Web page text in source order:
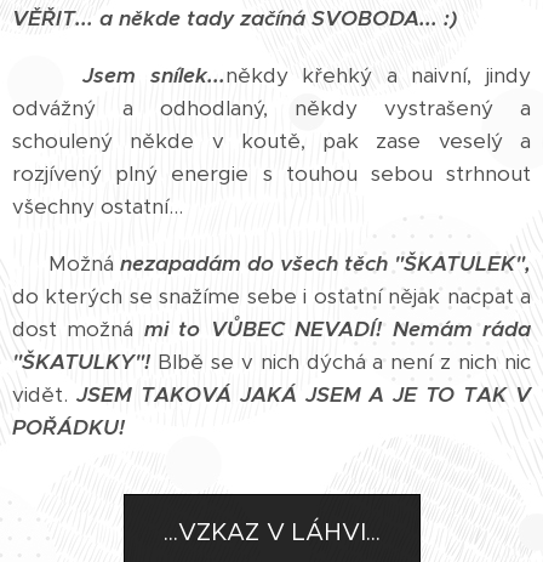
VĚŘIT... a někde tady začíná SVOBODA... :)
Jsem snílek...někdy křehký a naivní, jindy
odvážný a odhodlaný, někdy vystrašený a
schoulený někde v koutě, pak zase veselý a
rozjívený plný energie s touhou sebou strhnout
všechny ostatní...
Možná nezapadám do všech těch "ŠKATULEK",
do kterých se snažíme sebe i ostatní nějak nacpat a
dost možná mi to VŮBEC NEVADÍ! Nemám ráda
"ŠKATULKY"! Blbě se v nich dýchá a není z nich nic
vidět. JSEM TAKOVÁ JAKÁ JSEM A JE TO TAK V
POŘÁDKU!
...VZKAZ V LÁHVI...